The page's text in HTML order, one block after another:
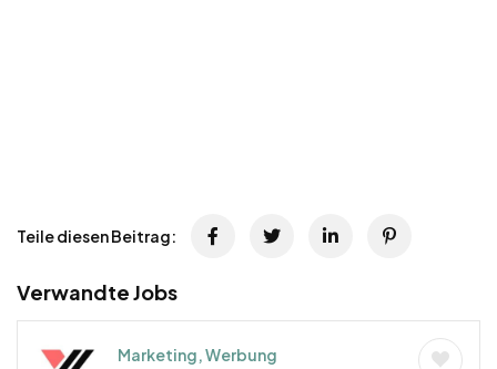
Teile diesen Beitrag:
Verwandte Jobs
Marketing, Werbung